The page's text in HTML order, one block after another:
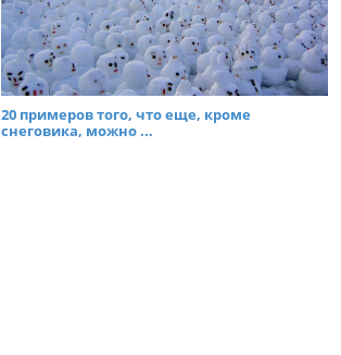
20 примеров того, что еще, кроме
снеговика, можно ...